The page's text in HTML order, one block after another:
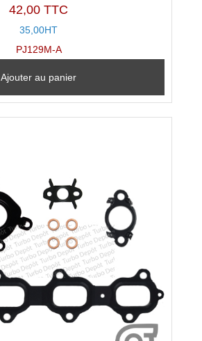
42,00 TTC
35,00HT
PJ129M-A
Ajouter au panier